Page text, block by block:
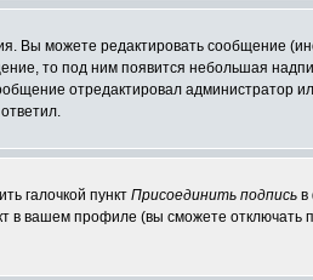
можете редактировать сообщение
то под ним появится небольшая
отредактировал администратор
галочкой пункт Присоединить подпись в
вашем профиле (вы сможете отключать